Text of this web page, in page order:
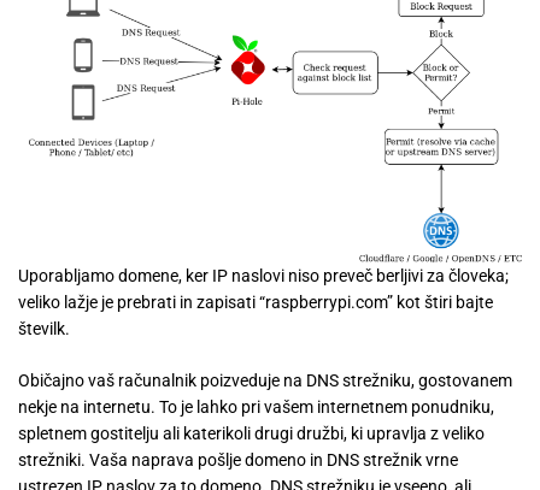
Uporabljamo domene, ker IP naslovi niso preveč berljivi za človeka;
veliko lažje je prebrati in zapisati “raspberrypi.com” kot štiri bajte
številk.
Običajno vaš računalnik poizveduje na DNS strežniku, gostovanem
nekje na internetu. To je lahko pri vašem internetnem ponudniku,
spletnem gostitelju ali katerikoli drugi družbi, ki upravlja z veliko
strežniki. Vaša naprava pošlje domeno in DNS strežnik vrne